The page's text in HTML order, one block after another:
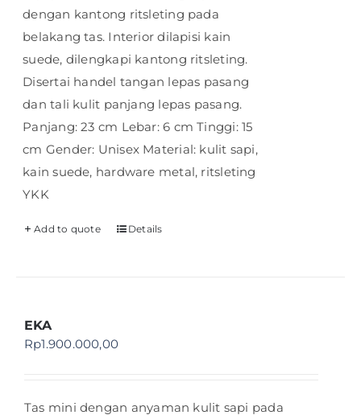
dengan kantong ritsleting pada
belakang tas. Interior dilapisi kain
suede, dilengkapi kantong ritsleting.
Disertai handel tangan lepas pasang
dan tali kulit panjang lepas pasang.
Panjang: 23 cm Lebar: 6 cm Tinggi: 15
cm Gender: Unisex Material: kulit sapi,
kain suede, hardware metal, ritsleting
YKK
Add to quote Details
EKA
Rp1.900.000,00
Tas mini dengan anyaman kulit sapi pada